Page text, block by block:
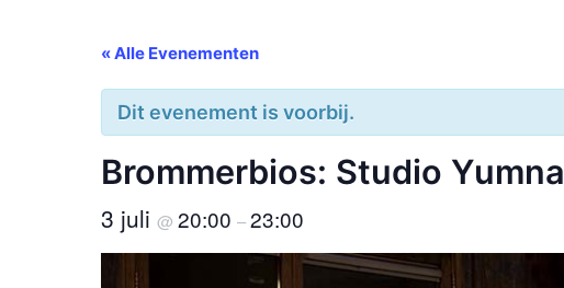
« Alle Evenementen
Dit evenement is voorbij.
Brommerbios: Studio Yumna
3 juli @ 20:00 –23:00